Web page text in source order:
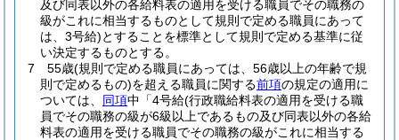
及び同表以外の各給料表の適用を受ける職員でその職務の
級がこれに相当するものとして規則で定める職員にあって
は、3号給)とすることを標準として規則で定める基準に従
い決定するものとする。
7
55歳(規則で定める職員にあっては、56歳以上の年齢で規
則で定めるもの)を超える職員に関する前項の規定の適用に
ついては、 同項中「4号給(行政職給料表の適用を受ける職
員でその職務の級が6級以上であるもの及び同表以外の各給
料表の適用を受ける職員でその職務の級がこれに相当する